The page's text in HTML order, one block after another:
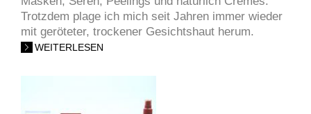
Trotzdem plage ich mich seit Jahren immer wieder
mit geröteter, trockener Gesichtshaut herum.
WEITERLESEN